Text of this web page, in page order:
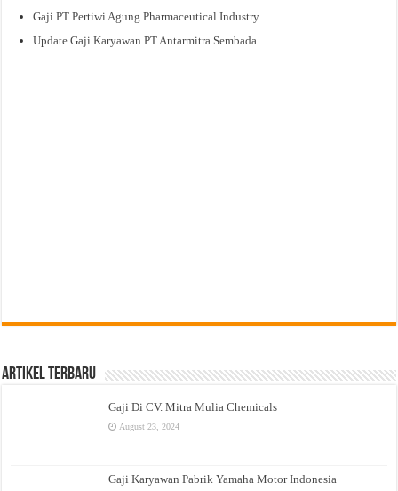
Gaji PT Pertiwi Agung Pharmaceutical Industry
Update Gaji Karyawan PT Antarmitra Sembada
Artikel Terbaru
Gaji Di CV. Mitra Mulia Chemicals
August 23, 2024
Gaji Karyawan Pabrik Yamaha Motor Indonesia